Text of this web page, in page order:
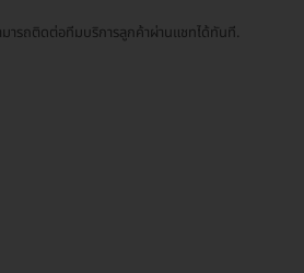
ารถติดต่อทีมบริการลูกค้าผ่านแชทได้ทันที.